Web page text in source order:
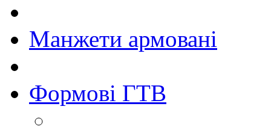
Манжети армовані
Формові ГТВ